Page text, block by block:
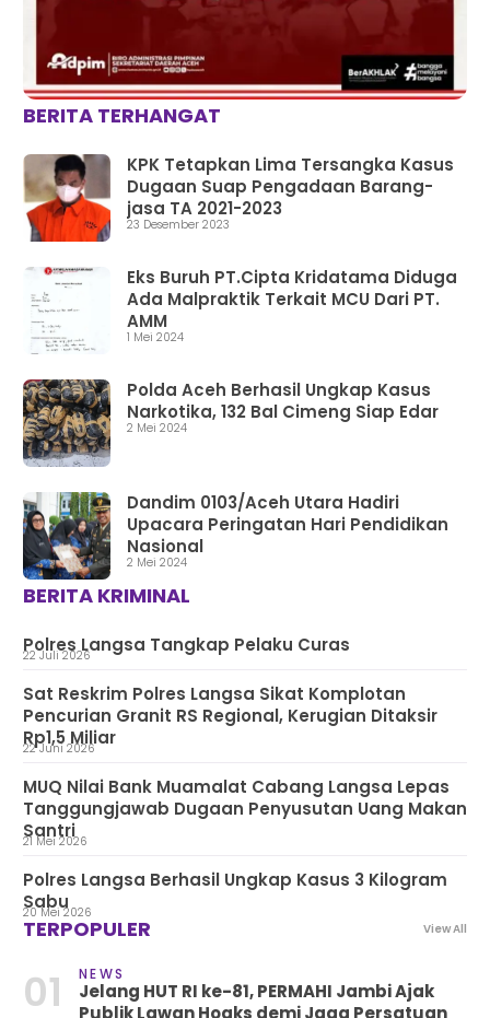
BERITA TERHANGAT
KPK Tetapkan Lima Tersangka Kasus
Dugaan Suap Pengadaan Barang-
jasa TA 2021-2023
23 Desember 2023
Eks Buruh PT.Cipta Kridatama Diduga
Ada Malpraktik Terkait MCU Dari PT.
AMM
1 Mei 2024
Polda Aceh Berhasil Ungkap Kasus
Narkotika, 132 Bal Cimeng Siap Edar
2 Mei 2024
Dandim 0103/Aceh Utara Hadiri
Upacara Peringatan Hari Pendidikan
Nasional
2 Mei 2024
BERITA KRIMINAL
Polres Langsa Tangkap Pelaku Curas
22 Juli 2026
Sat Reskrim Polres Langsa Sikat Komplotan
Pencurian Granit RS Regional, Kerugian Ditaksir
Rp1,5 Miliar
22 Juni 2026
MUQ Nilai Bank Muamalat Cabang Langsa Lepas
Tanggungjawab Dugaan Penyusutan Uang Makan
Santri
21 Mei 2026
Polres Langsa Berhasil Ungkap Kasus 3 Kilogram
Sabu20 Mei 2026
TERPOPULER View All
01 NEWS
Jelang HUT RI ke-81, PERMAHI Jambi Ajak
Publik Lawan Hoaks demi Jaga Persatuan